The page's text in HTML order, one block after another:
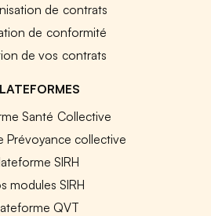
de contrats
de conformité
de vos contrats
Santé Collective
Prévoyance collective
SIRH
modules SIRH
QVT